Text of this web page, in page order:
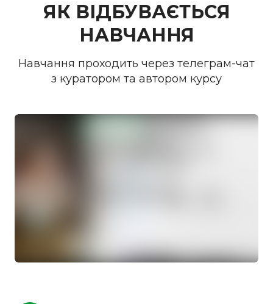
ЯК ВІДБУВАЄТЬСЯ
НАВЧАННЯ
Навчання проходить через телеграм-чат
з куратором та автором курсу